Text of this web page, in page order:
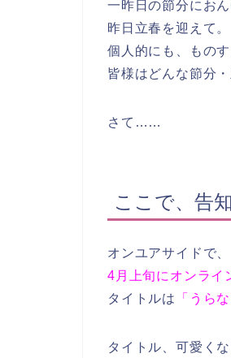
一昨日の節分にお
昨日立春を迎えて。
個人的にも、もの
皆様はどんな節分
さて……
ここで、告
オンユアサイドで、
4月上旬にオンライ
タイトルは
「うら
タイトル、可愛く